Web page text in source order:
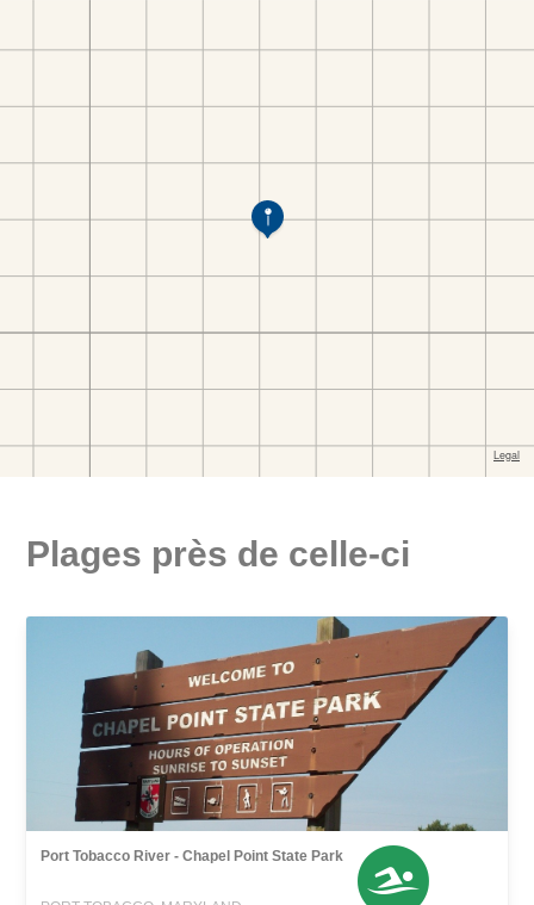
Plages près de celle-ci
Port Tobacco River - Chapel Point State Park